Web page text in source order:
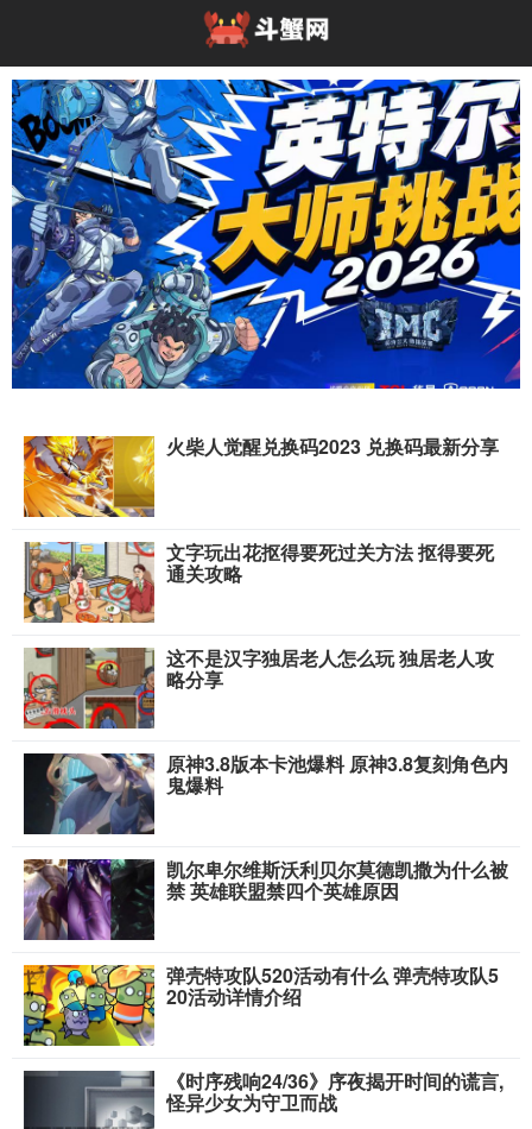
高能开局！英特尔大师挑战赛亮相2026
火柴人觉醒兑换码2023 兑换码最新分享
文字玩出花抠得要死过关方法 抠得要死
通关攻略
这不是汉字独居老人怎么玩 独居老人攻
略分享
原神3.8版本卡池爆料 原神3.8复刻角色内
鬼爆料
凯尔卑尔维斯沃利贝尔莫德凯撒为什么被
禁 英雄联盟禁四个英雄原因
弹壳特攻队520活动有什么 弹壳特攻队5
20活动详情介绍
《时序残响24/36》序夜揭开时间的谎言,
怪异少女为守卫而战